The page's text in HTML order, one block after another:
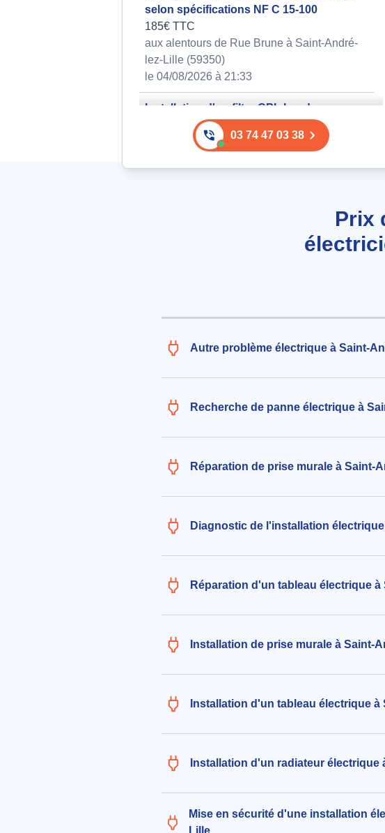
selon spécifications NF C 15-100
185€ TTC
aux alentours de Rue Brune à Saint-André-
lez-Lille (59350)
le 04/08/2026 à 21:33
Installation d'un filtre CPL bande
CENELEC A pour compteur Linky, marque
Polier ou équivalent disponible chez Rexel
le 07/08/2026 à 12:27
aux alentours de Rue Frédéric Chopin à
le 07/08/2026 à 10:58
Installation de quatre luminaires : Hauteur
124€ TTC
aux alentours de Rue Georges Bizet à Saint-
André-lez-Lille (59350)
03 74 47 03 38
Prix
Autre problème électrique à Saint-
Recherche de panne électrique à
Réparation de prise murale à Saint-
Diagnostic de l'installation
Réparation d'un tableau électrique
Installation de prise murale à Saint-
Installation d'un tableau électrique à
Installation d'un radiateur électrique
Mise en sécurité d'une installation